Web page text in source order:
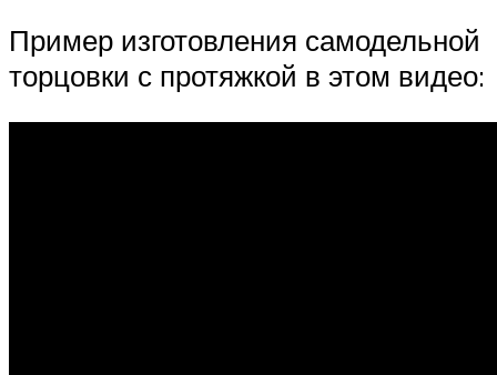
Пример изготовления самодельной
торцовки с протяжкой в этом видео: